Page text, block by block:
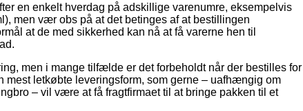
en enkelt hverdag på adskillige varenumre, eksempelvis
men vær obs på at det betinges af at bestillingen
at de med sikkerhed kan nå at få varerne hen til
men i mange tilfælde er det forbeholdt når der bestilles for
mest letkøbte leveringsform, som gerne – uafhængig om
– vil være at få fragtfirmaet til at bringe pakken til et